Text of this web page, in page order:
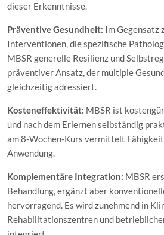
dieser Erkenntnisse.
Präventive Gesundheit: Im Gegensatz
Interventionen, die spezifische
MBSR generelle Resilienz und
präventiver Ansatz, der multiple
gleichzeitig adressiert.
Kosteneffektivität: MBSR ist
und nach dem Erlernen selbständig
am 8-Wochen-Kurs vermittelt
Anwendung.
Komplementäre Integration: MBSR
Behandlung, ergänzt aber
hervorragend. Es wird zunehmend in
Rehabilitationszentren und